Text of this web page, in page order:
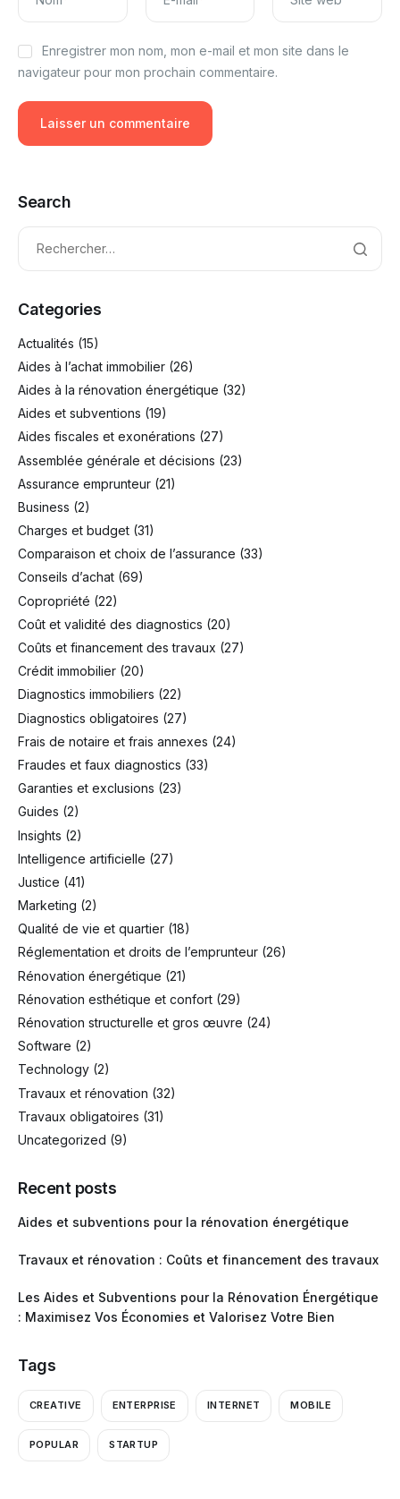
Enregistrer mon nom, mon e-mail et mon site dans le
navigateur pour mon prochain commentaire.
Search
Categories
Actualités (15)
Aides à l’achat immobilier (26)
Aides à la rénovation énergétique (32)
Aides et subventions (19)
Aides fiscales et exonérations (27)
Assemblée générale et décisions (23)
Assurance emprunteur (21)
Business (2)
Charges et budget (31)
Comparaison et choix de l’assurance (33)
Conseils d’achat (69)
Copropriété (22)
Coût et validité des diagnostics (20)
Coûts et financement des travaux (27)
Crédit immobilier (20)
Diagnostics immobiliers (22)
Diagnostics obligatoires (27)
Frais de notaire et frais annexes (24)
Fraudes et faux diagnostics (33)
Garanties et exclusions (23)
Guides (2)
Insights (2)
Intelligence artificielle (27)
Justice (41)
Marketing (2)
Qualité de vie et quartier (18)
Réglementation et droits de l’emprunteur (26)
Rénovation énergétique (21)
Rénovation esthétique et confort (29)
Rénovation structurelle et gros œuvre (24)
Software (2)
Technology (2)
Travaux et rénovation (32)
Travaux obligatoires (31)
Uncategorized (9)
Recent posts
Aides et subventions pour la rénovation énergétique
Travaux et rénovation : Coûts et financement des travaux
Les Aides et Subventions pour la Rénovation Énergétique
: Maximisez Vos Économies et Valorisez Votre Bien
Tags
CREATIVE ENTERPRISE INTERNET MOBILE
POPULAR STARTUP